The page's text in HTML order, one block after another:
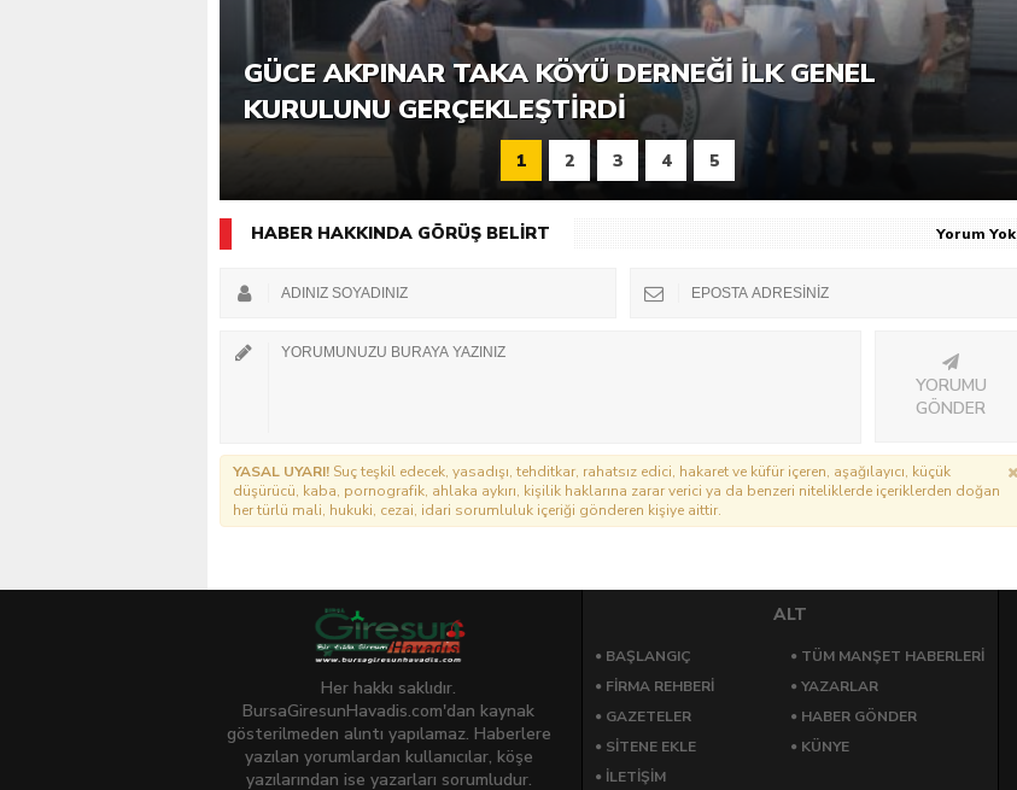
6. GÜCE TEKKEKÖY DERNEĞI PIKNIK ŞÖLENI YOĞUN
KATILIMLA GERÇEKLEŞTI
GÜCE AKPINAR TAKA KÖYÜ DERNEĞI İLK GENEL
KURULUNU GERÇEKLEŞTIRDI
1 2 3 4 5
HABER HAKKINDA GÖRÜŞ BELİRT Yorum Yok
YORUMU
GÖNDER
YASAL UYARI! Suç teşkil edecek, yasadışı, tehditkar, rahatsız edici, hakaret ve küfür içeren, aşağılayıcı, küçük
düşürücü, kaba, pornografik, ahlaka aykırı, kişilik haklarına zarar verici ya da benzeri niteliklerde içeriklerden doğan
her türlü mali, hukuki, cezai, idari sorumluluk içeriği gönderen kişiye aittir.
Her hakkı saklıdır.
BursaGiresunHavadis.com'dan kaynak
gösterilmeden alıntı yapılamaz. Haberlere
yazılan yorumlardan kullanıcılar, köşe
yazılarından ise yazarları sorumludur.
ALT
BAŞLANGIÇ
TÜM MANŞET HABERLERİ
FİRMA REHBERİ
YAZARLAR
GAZETELER
HABER GÖNDER
SİTENE EKLE
KÜNYE
İLETİŞİM